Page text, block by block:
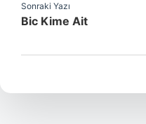
Sonraki Yazı
Bic Kime Ait